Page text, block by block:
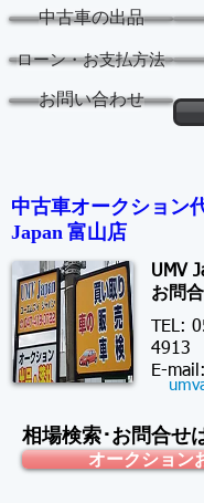
中古車の出品
ローン・お支払方法
お問い合わせ
中古車オークション
Japan 富山店
UMV
お問
TEL:
4913
​E-mail:
相場検索･お問合せ
オークション